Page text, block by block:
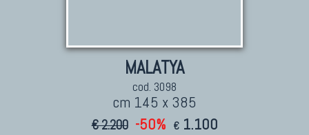
MALATYA
cod. 3098
cm 145 x 385
€ 2.200 -50% € 1.100